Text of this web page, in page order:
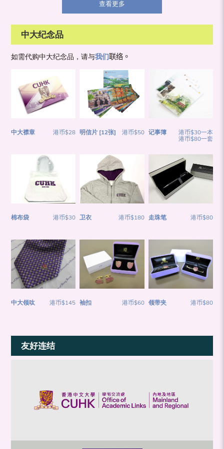
查看更多
中大纪念品
如需代购中大纪念品，请与我们联络。
中大襟章 港币$28 明信片 [12张] 港币$50 记事簿
港币$30一本
港币$80一套
棉布袋 港币$30 卫衣 港币$180 走珠笔 港币$80
中大领呔 港币$145 袖扣 港币$60 领带夹 港币$80
友好连结